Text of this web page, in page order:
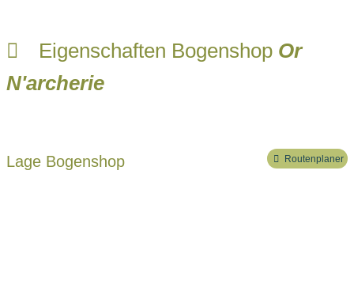
Eigenschaften Bogenshop Or
N'archerie
Lage Bogenshop Routenplaner